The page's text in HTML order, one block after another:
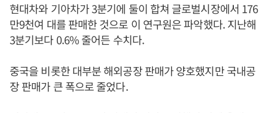
현대차와 기아차가 3분기에 둘이 합쳐 글로벌시장에서 176
만9천여 대를 판매한 것으로 이 연구원은 파악했다. 지난해
3분기보다 0.6% 줄어든 수치다.
중국을 비롯한 대부분 해외공장 판매가 양호했지만 국내공
장 판매가 큰 폭으로 줄었다.